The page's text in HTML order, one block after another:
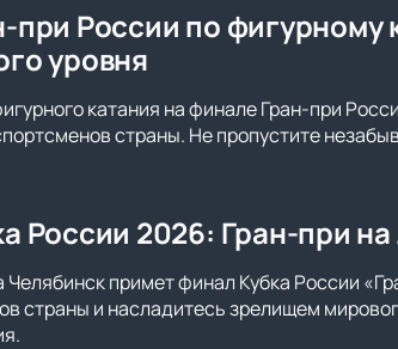
при России по фигурному
уровня
катания на финале Гран-при
страны. Не пропустите
России 2026: Гран-при
Челябинск примет финал Кубка России
страны и насладитесь зрелищем